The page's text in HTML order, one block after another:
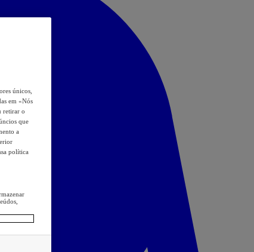
únicos,
em «Nós
retirar o
que
a
política